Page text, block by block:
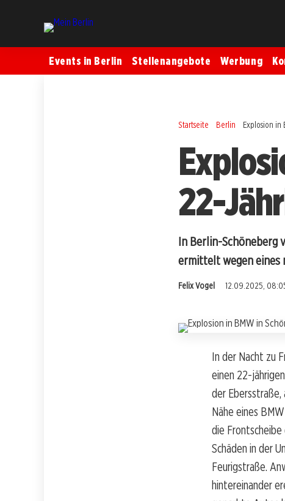
Events in Berlin Stellenangebote Werbung
Startseite Berlin Explosion
22-
In Berlin-Schöneberg
ermittelt wegen eines
Felix Vogel 12.09.2025,
In der Nacht zu
einen 22-
der Ebersstraße,
Nähe eines
die
Schäden in der
Feurigstraße.
hintereinander